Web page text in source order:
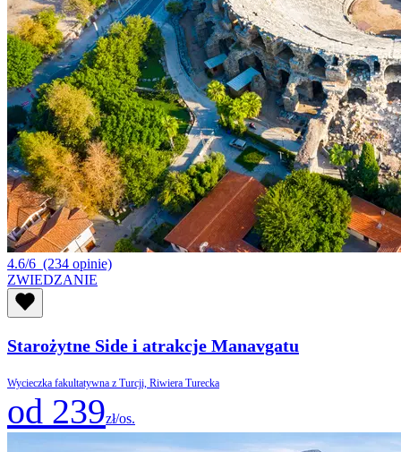
4.6/6 (234 opinie)
ZWIEDZANIE
Starożytne Side i atrakcje Manavgatu
Wycieczka fakultatywna z Turcji, Riwiera Turecka
od 239zł/os.